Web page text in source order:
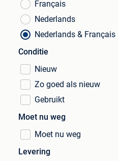
Français
Nederlands
Nederlands & Français
Conditie
Nieuw
Zo goed als nieuw
Gebruikt
Moet nu weg
Moet nu weg
Levering